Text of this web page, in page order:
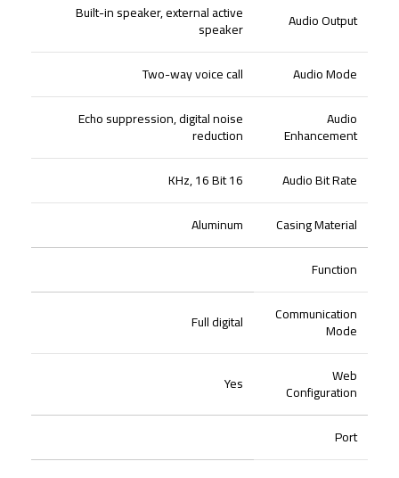
Audio Output
Built-in speaker, external active
speaker
Audio Mode
Two-way voice call
Audio
Enhancement
Echo suppression, digital noise
reduction
Audio Bit Rate
16 KHz, 16 Bit
Casing Material
Aluminum
Function
Communication
Mode
Full digital
Web
Configuration
Yes
Port